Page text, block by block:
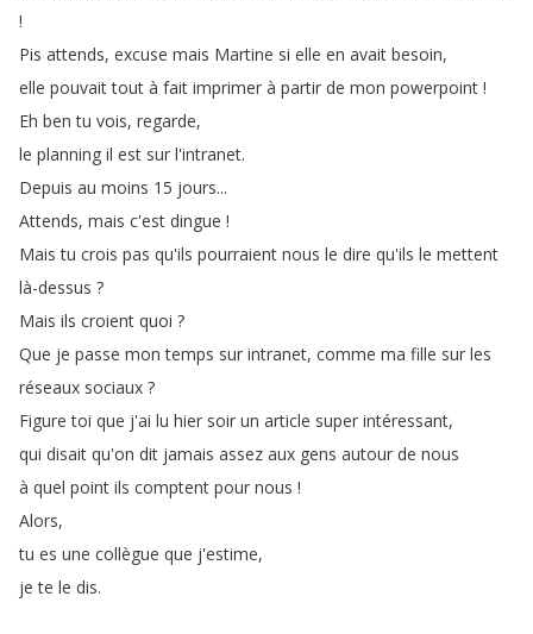
!
Pis attends, excuse mais Martine si elle en avait besoin,
elle pouvait tout à fait imprimer à partir de mon powerpoint !
Eh ben tu vois, regarde,
le planning il est sur l'intranet.
Depuis au moins 15 jours...
Attends, mais c'est dingue !
Mais tu crois pas qu'ils pourraient nous le dire qu'ils le mettent
là-dessus ?
Mais ils croient quoi ?
Que je passe mon temps sur intranet, comme ma fille sur les
réseaux sociaux ?
Figure toi que j'ai lu hier soir un article super intéressant,
qui disait qu'on dit jamais assez aux gens autour de nous
à quel point ils comptent pour nous !
Alors,
tu es une collègue que j'estime,
je te le dis.